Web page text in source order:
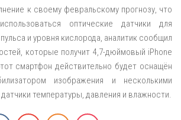
к своему февральскому прогнозу, что
оптические датчики для
и уровня кислорода, аналитик сообщил
которые получит 4,7-дюймовый iPhone
смартфон действительно будет оснащён
изображения и несколькими
температуры, давления и влажности.